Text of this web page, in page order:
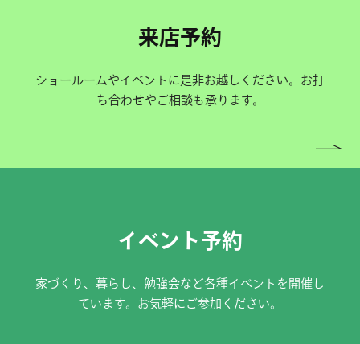
来店予約
ショールームやイベントに是非お越しください。お打
ち合わせやご相談も承ります。
イベント予約
家づくり、暮らし、勉強会など各種イベントを開催し
ています。お気軽にご参加ください。